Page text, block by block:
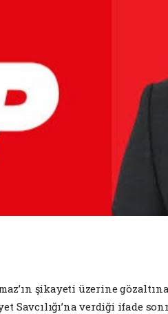
şikayeti üzerine
Savcılığı’na verdiği ifade